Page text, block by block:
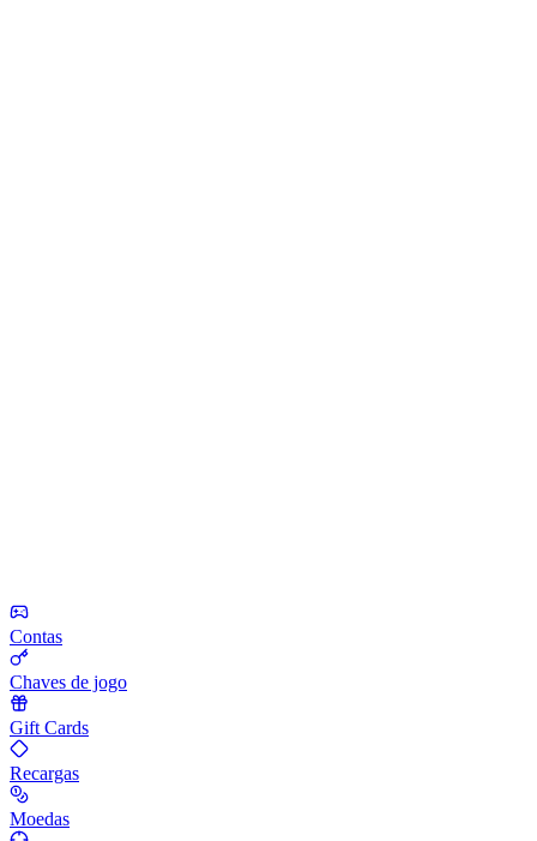
Contas
Chaves de jogo
Gift Cards
Recargas
Moedas